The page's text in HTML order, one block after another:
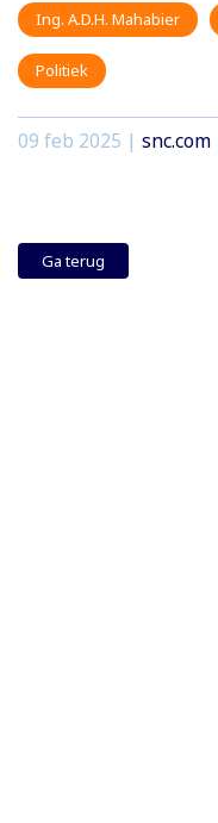
Ing. A.D.H. Mahabier
Politiek
09 feb 2025 | snc.com
Ga terug